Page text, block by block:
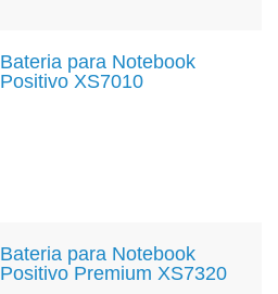
Bateria para Notebook
Positivo XS7010
Bateria para Notebook
Positivo Premium XS7320